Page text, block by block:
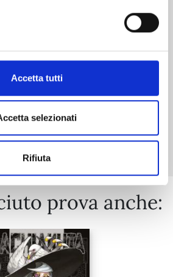
Accetta tutti
selezionati
Rifiuta
prova anche: